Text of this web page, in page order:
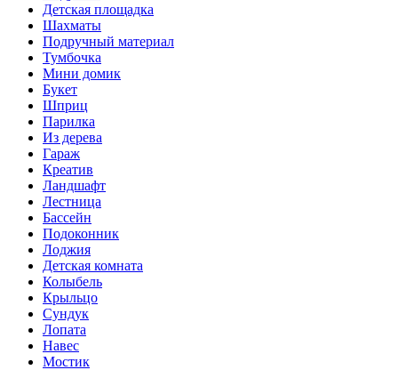
Детская площадка
Шахматы
Подручный материал
Тумбочка
Мини домик
Букет
Шприц
Парилка
Из дерева
Гараж
Креатив
Ландшафт
Лестница
Бассейн
Подоконник
Лоджия
Детская комната
Колыбель
Крыльцо
Сундук
Лопата
Навес
Мостик